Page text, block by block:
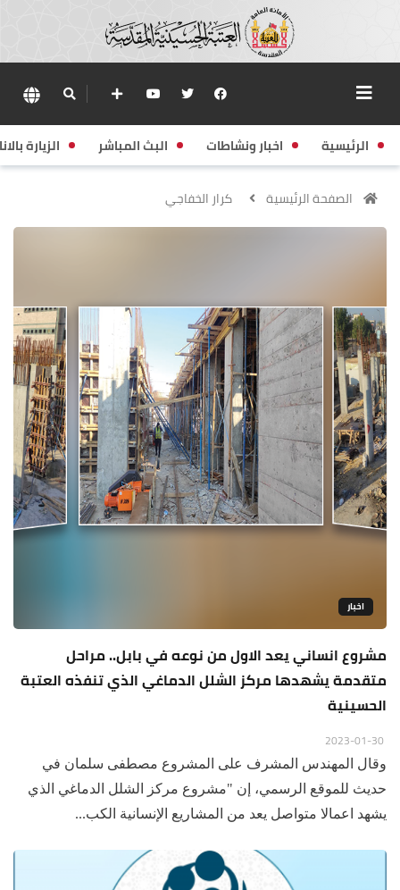
الرئيسية اخبار ونشاطات البث المباشر الزيارة
الصفحة الرئيسية كرار الخفاجي
اخبار
مشروع انساني يعد الاول من نوعه في بابل.. مراحل
متقدمة يشهدها مركز الشلل الدماغي الذي تنفذه العتبة
الحسينية
وقال المهندس المشرف على المشروع مصطفى سلمان في
حديث للموقع الرسمي، إن "مشروع مركز الشلل الدماغي الذي
يشهد اعمالا متواصل يعد من المشاريع الإنسانية الكب...